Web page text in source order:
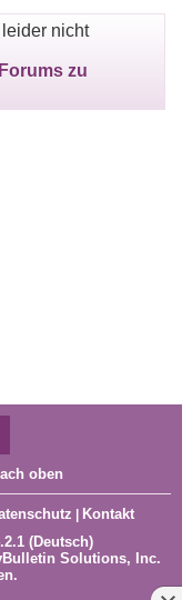
nicht
zu
oben
| Kontakt
(Deutsch)
Solutions, Inc.